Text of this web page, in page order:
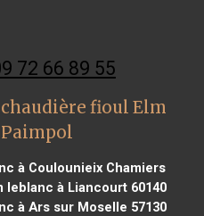
72 66 89 55
fioul Elm
à Coulounieix Chamiers
à Liancourt 60140
à Ars sur Moselle 57130